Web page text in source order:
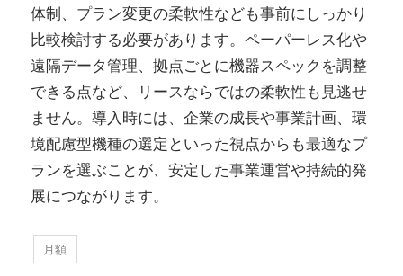
体制、プラン変更の柔軟性なども事前にしっかり
比較検討する必要があります。ペーパーレス化や
遠隔データ管理、拠点ごとに機器スペックを調整
できる点など、リースならではの柔軟性も見逃せ
ません。導入時には、企業の成長や事業計画、環
境配慮型機種の選定といった視点からも最適なプ
ランを選ぶことが、安定した事業運営や持続的発
展につながります。
月額